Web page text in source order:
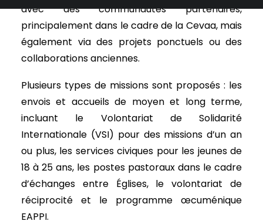
avec des communautés partenaires,
principalement dans le cadre de la Cevaa, mais
également via des projets ponctuels ou des
collaborations anciennes.
Plusieurs types de missions sont proposés : les
envois et accueils de moyen et long terme,
incluant le Volontariat de Solidarité
Internationale (VSI) pour des missions d’un an
ou plus, les services civiques pour les jeunes de
18 à 25 ans, les postes pastoraux dans le cadre
d’échanges entre Églises, le volontariat de
réciprocité et le programme œcuménique
EAPPI.